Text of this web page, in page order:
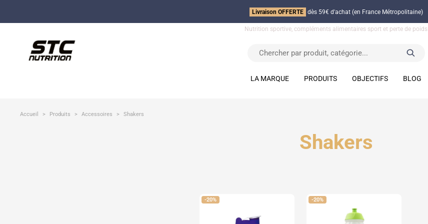
Livraison OFFERTE dès 59€ d'achat (en France Métropolitaine)
Nutrition sportive, compléments alimentaires sport et perte de poids
LA MARQUE PRODUITS OBJECTIFS BLOG
Accueil Produits Accessoires Shakers
Shakers
-20% -20%